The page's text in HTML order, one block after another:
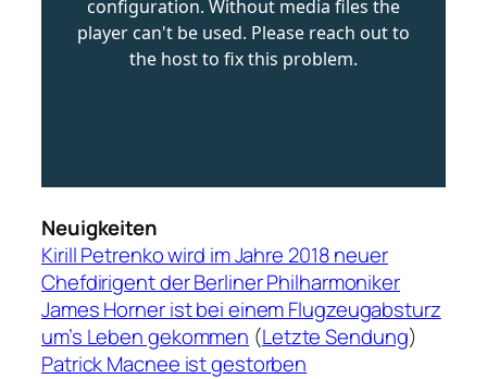
Neuigkeiten
Kirill Petrenko wird im Jahre 2018 neuer
Chefdirigent der Berliner Philharmoniker
James Horner ist bei einem Flugzeugabsturz
um’s Leben gekommen (Letzte Sendung)
Patrick Macnee ist gestorben